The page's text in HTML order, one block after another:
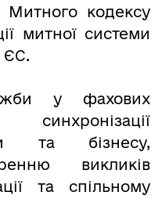
Митного кодексу
митної системи
ЄС.
у фахових
та бізнесу,
викликів
та спільному